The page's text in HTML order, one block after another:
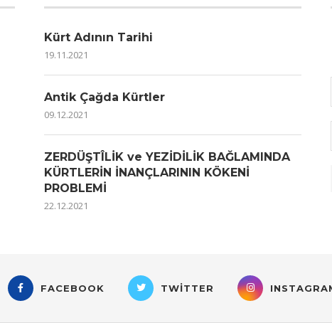
Kürt Adının Tarihi
19.11.2021
Antik Çağda Kürtler
09.12.2021
ZERDÜŞTÎLİK ve YEZİDİLİK BAĞLAMINDA
KÜRTLERİN İNANÇLARININ KÖKENİ
PROBLEMİ
22.12.2021
FACEBOOK TWITTER